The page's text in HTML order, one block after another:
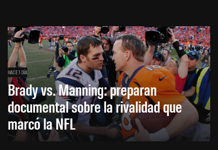
HACE 1 DÍA
Brady vs. Manning: preparan
documental sobre la rivalidad que
marcó la NFL